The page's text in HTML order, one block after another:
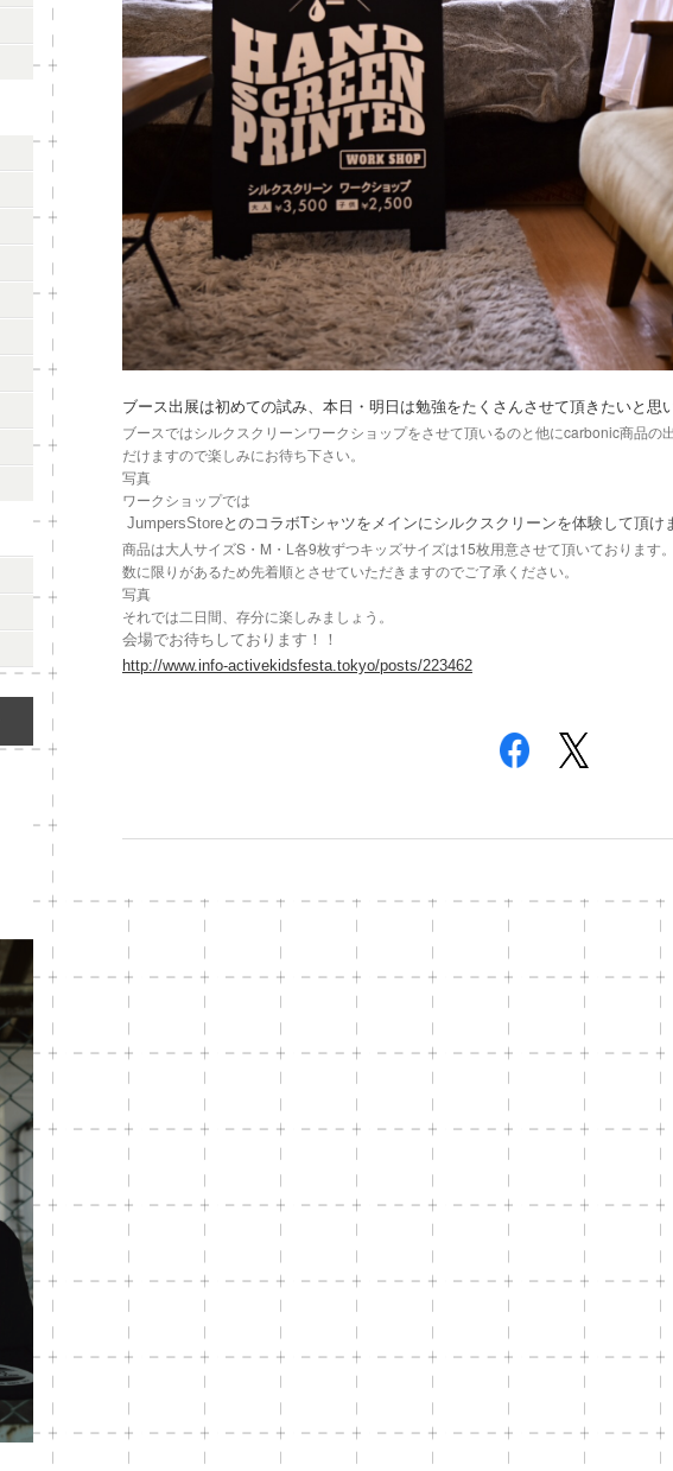
ブース出展は初めての試み、本日・ 明日は勉強をたくさんさせて頂きたいと思
ブースではシルクスクリーンワークショップをさせて頂いるのと他にcarbonic商品の
だけますので楽しみにお待ち下さい。
写真
ワークショップでは
JumpersStoreとのコラボTシャツをメインにシルクスクリーンを体験して頂け
商品は大人サイズS・M・L各9枚ずつキッズサイズは15枚用意させて頂いております
数に限りがあるため先着順とさせていただきますのでご了承ください。
写真
それでは二日間、存分に楽しみましょう。
会場でお待ちしております！！
http://www.info-activekidsfesta.tokyo/posts/223462